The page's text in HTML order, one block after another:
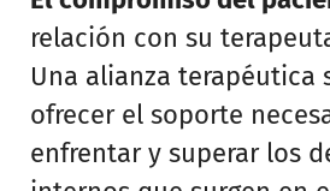
relación con su
Una alianza terapéutica
ofrecer el soporte
enfrentar y superar los